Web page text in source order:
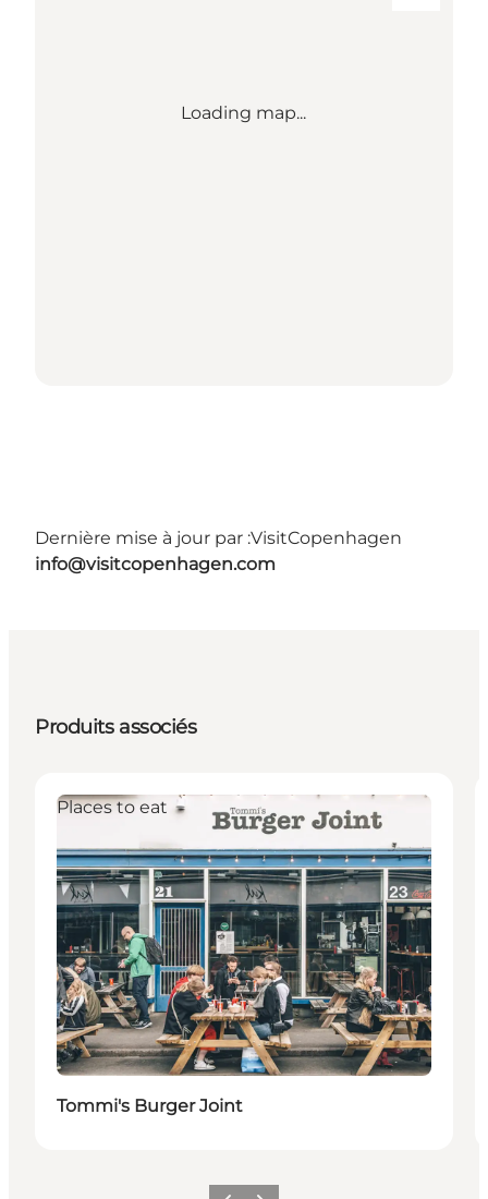
Loading map...
Dernière mise à jour par :VisitCopenhagen
info@visitcopenhagen.com
Produits associés
Places to eat
Tommi's Burger Joint